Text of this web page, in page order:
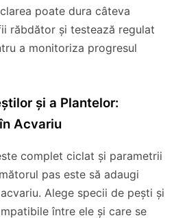
poate dura câteva
răbdător și testează regulat
a monitoriza progresul
și a Plantelor:
Acvariu
complet ciclat și parametrii
pas este să adaugi
Alege specii de pești și
între ele și care se